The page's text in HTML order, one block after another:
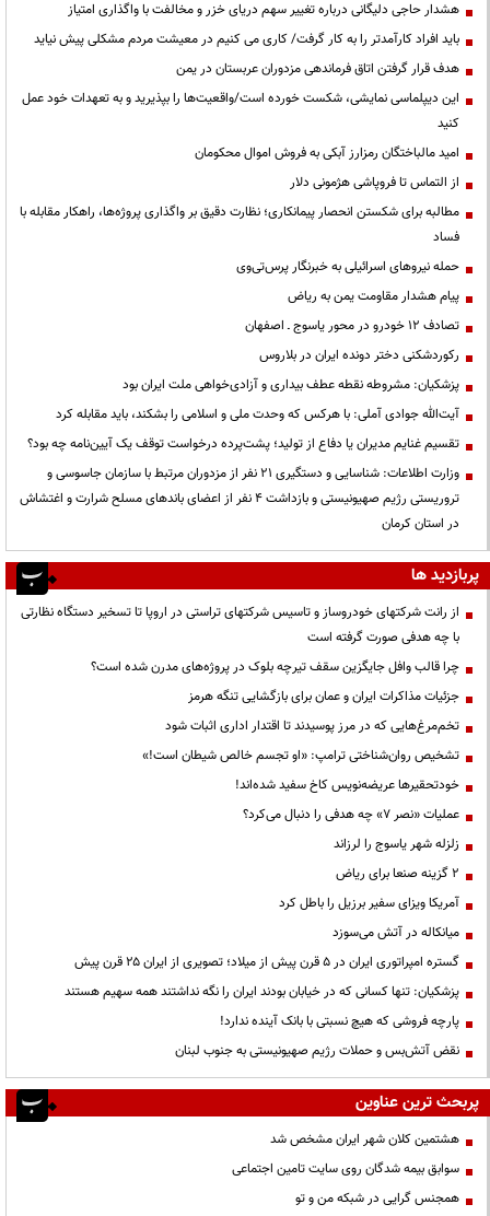
هشدار حاجی دلیگانی درباره تغییر سهم دریای خزر و مخالفت با واگذاری امتیاز
باید افراد کارآمدتر را به کار گرفت/ کاری می کنیم در معیشت مردم مشکلی پیش نیاید
هدف قرار گرفتن اتاق‌ فرماندهی مزدوران عربستان در یمن
این دیپلماسی نمایشی، شکست خورده است/واقعیت‌ها را بپذیرید و به تعهدات خود عمل
کنید
امید مالباختگان رمزارز آبکی به فروش اموال محکومان
از التماس تا فروپاشی هژمونی دلار
مطالبه برای شکستن انحصار پیمانکاری؛ نظارت دقیق بر واگذاری پروژه‌ها، راهکار مقابله با
فساد
حمله نیروهای اسرائیلی به خبرنگار پرس‌تی‌وی
پیام هشدار مقاومت یمن به ریاض
تصادف ۱۲ خودرو در محور یاسوج ـ اصفهان
رکوردشکنی دختر دونده ایران در بلاروس
پزشکیان: مشروطه نقطه عطف بیداری و آزادی‌خواهی ملت ایران بود
آیت‌الله جوادی آملی: با هرکس که وحدت ملی و اسلامی را بشکند، باید مقابله کرد
تقسیم غنایم مدیران یا دفاع از تولید؛ پشت‌پرده درخواست توقف یک آیین‌نامه چه بود؟
وزارت اطلاعات: شناسایی و دستگیری ۲۱ نفر از مزدوران مرتبط با سازمان جاسوسی و
تروریستی رژیم صهیونیستی و بازداشت ۴ نفر از اعضای باندهای مسلح شرارت و اغتشاش
در استان کرمان
پربازدید ها
از رانت‌ شرکتهای خودروساز و تاسیس شرکتهای تراستی در اروپا تا تسخیر دستگاه نظارتی
با چه هدفی صورت گرفته است
چرا قالب وافل جایگزین سقف تیرچه بلوک در پروژه‌های مدرن شده است؟
جزئیات مذاکرات ایران و عمان برای بازگشایی تنگه هرمز
تخم‌مرغ‌هایی که در مرز پوسیدند تا اقتدار اداری اثبات شود
تشخیص روان‌شناختی ترامپ: «او تجسم خالص شیطان است!»
خودتحقیرها عریضه‌نویس کاخ سفید شده‌اند!
عملیات «نصر ۷» چه هدفی را دنبال می‌کرد؟
زلزله شهر یاسوج را لرزاند
۲ گزینه صنعا برای ریاض
آمریکا ویزای سفیر برزیل را باطل کرد
میانکاله در آتش می‌سوزد
گستره امپراتوری ایران در ۵ قرن پیش از میلاد؛ تصویری از ایران ۲۵ قرن پیش
پزشکیان: تنها کسانی که در خیابان بودند ایران را نگه نداشتند همه سهیم هستند
پارچه فروشی که هیچ نسبتی با بانک آینده ندارد!
نقض آتش‌بس و حملات رژیم صهیونیستی به جنوب لبنان
پربحث ترین عناوین
هشتمین کلان شهر ایران مشخص شد
سوابق بیمه شدگان روی سایت تامین اجتماعی
همجنس گرایی در شبکه من و تو